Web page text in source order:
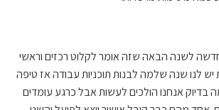
לשנה הבאה שזה אומר לקלוט רכזים וראשי
לנו שנה שלמה לבנות תוכניות עבודה אז טיפה
בדיוק אנחנו הולכים לעשות אבל כרגע עומדים